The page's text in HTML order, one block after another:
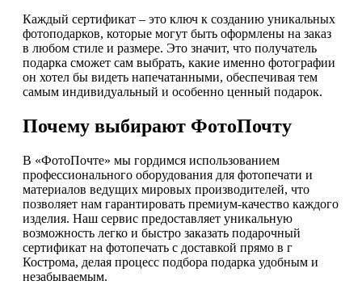
Каждый сертификат – это ключ к созданию уникальных
фотоподарков, которые могут быть оформлены на заказ
в любом стиле и размере. Это значит, что получатель
подарка сможет сам выбрать, какие именно фотографии
он хотел бы видеть напечатанными, обеспечивая тем
самым индивидуальный и особенно ценный подарок.
Почему выбирают ФотоПочту
В «ФотоПочте» мы гордимся использованием
профессионального оборудования для фотопечати и
материалов ведущих мировых производителей, что
позволяет нам гарантировать премиум-качество каждого
изделия. Наш сервис предоставляет уникальную
возможность легко и быстро заказать подарочный
сертификат на фотопечать с доставкой прямо в г
Кострома, делая процесс подбора подарка удобным и
незабываемым.